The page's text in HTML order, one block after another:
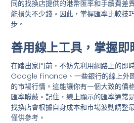
同的找換店提供的港幣匯率和手續費差
能損失不少錢。因此，掌握匯率比較技
步。
善用線上工具，掌握即
在踏出家門前，不妨先利用網路上的即
Google Finance、一些銀行的線上外
的市場行情。這能讓你有一個大致的價
匯率矇蔽。記住，線上顯示的匯率通常
找換店會根據自身成本和市場波動調整
僅供參考。